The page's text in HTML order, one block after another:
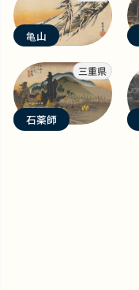
亀山
三重県
石薬師